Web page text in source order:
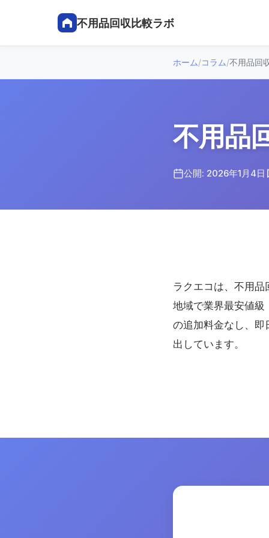
不用品回収比較ラボ
ホーム/コラム/不用品回
不用品
公開: 2026年1月4日
ラクエコは、不用
地域で業界最安値
の追加料金なし、即
出しています。